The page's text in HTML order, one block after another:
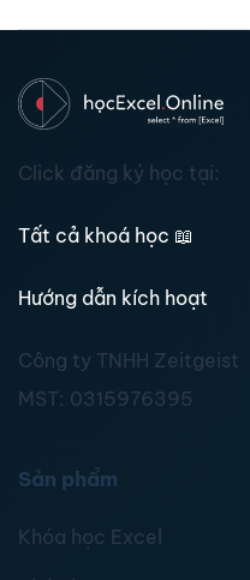
Click đăng ký học tại:
Tất cả khoá học 📖
Hướng dẫn kích hoạt
Công ty TNHH Zeitgeist
MST: 0315976395
Sản phẩm
Khóa học Excel